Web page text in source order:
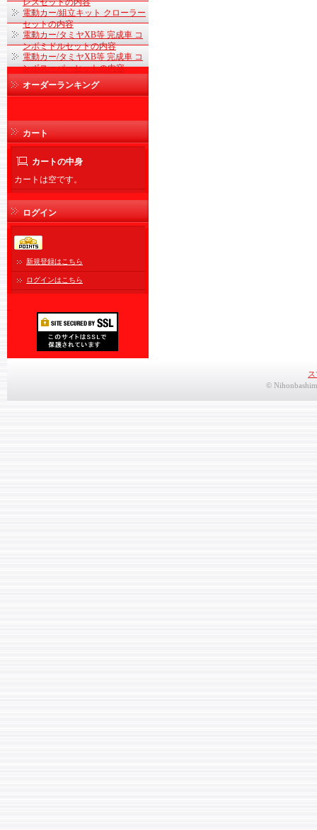
レスセットの内容
電動カー/組立キット クローラー
セットの内容
電動カー/タミヤXB等 完成車 コ
ンボミドルセットの内容
電動カー/タミヤXB等 完成車 コ
ンボスーパーセットの内容
オーダーランキング
カート
カートの中身
カートは空です。
ログイン
新規登録はこちら
ログインはこちら
©